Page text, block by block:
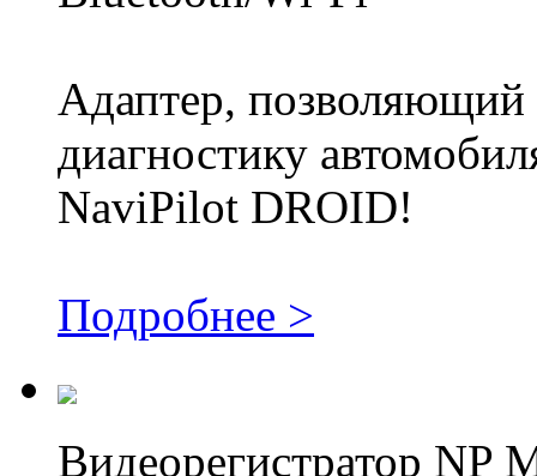
Адаптер, позволяющий
диагностику
NaviPilot DROID!
Подробнее >
Видеорегистратор NP